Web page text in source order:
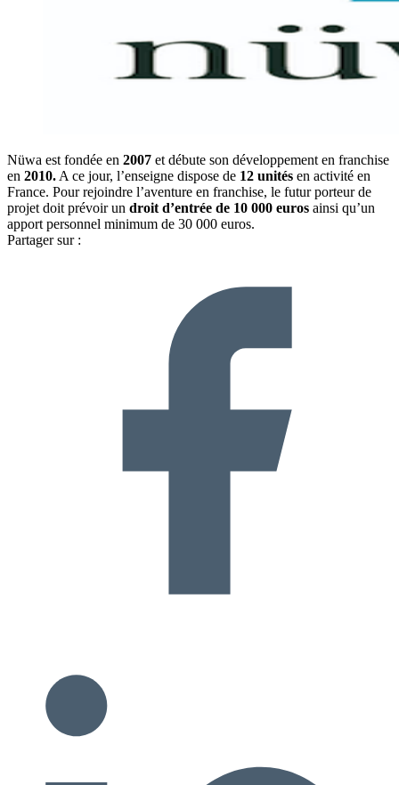
Nüwa est fondée en 2007 et débute son développement en franchise
en 2010. A ce jour, l’enseigne dispose de 12 unités en activité en
France. Pour rejoindre l’aventure en franchise, le futur porteur de
projet doit prévoir un droit d’entrée de 10 000 euros ainsi qu’un
apport personnel minimum de 30 000 euros.
Partager sur :